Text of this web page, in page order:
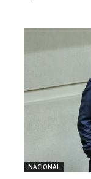
NACIONAL